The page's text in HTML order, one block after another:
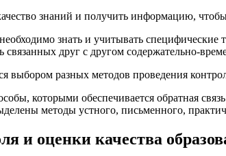
знаний и получить информацию,
знать и учитывать специфические
друг с другом содержательно-
выбором разных методов проведения
которыми обеспечивается обратная
методы устного, письменного,
и оценки качества